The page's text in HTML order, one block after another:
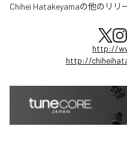
Chihei Hatakeyamaの他のリリ
http://
http://